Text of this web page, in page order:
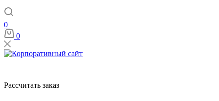
0
0
Рассчитать заказ